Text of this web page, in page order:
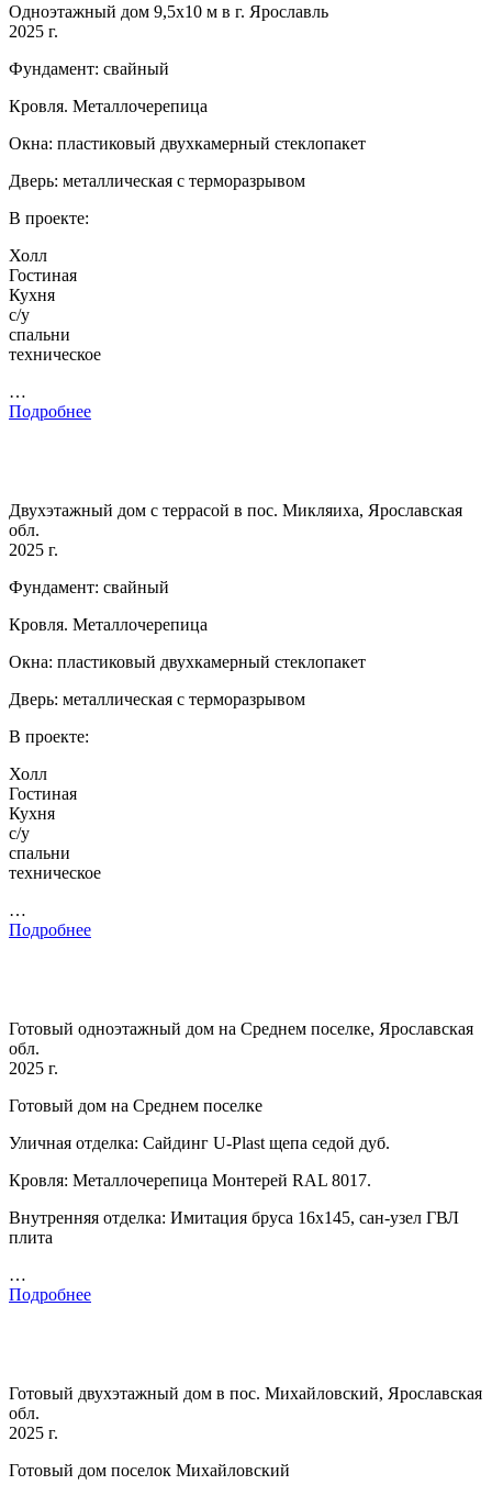
Одноэтажный дом 9,5х10 м в г. Ярославль
2025 г.
Фундамент: свайный
Кровля. Металлочерепица
Окна: пластиковый двухкамерный стеклопакет
Дверь: металлическая с терморазрывом
В проекте:
Холл
Гостиная
Кухня
с/у
спальни
техническое
…
Подробнее
Двухэтажный дом с террасой в пос. Микляиха, Ярославская
обл.
2025 г.
Фундамент: свайный
Кровля. Металлочерепица
Окна: пластиковый двухкамерный стеклопакет
Дверь: металлическая с терморазрывом
В проекте:
Холл
Гостиная
Кухня
с/у
спальни
техническое
…
Подробнее
Готовый одноэтажный дом на Среднем поселке, Ярославская
обл.
2025 г.
Готовый дом на Среднем поселке
Уличная отделка: Сайдинг U-Plast щепа седой дуб.
Кровля: Металлочерепица Монтерей RAL 8017.
Внутренняя отделка: Имитация бруса 16х145, сан-узел ГВЛ
плита
…
Подробнее
Готовый двухэтажный дом в пос. Михайловский, Ярославская
обл.
2025 г.
Готовый дом поселок Михайловский